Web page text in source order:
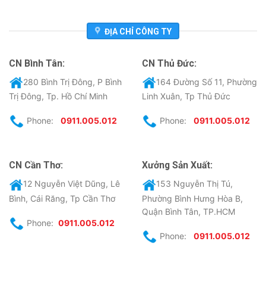
ĐỊA CHỈ CÔNG TY
CN Bình Tân:
280 Bình Trị Đông, P Bình
Trị Đông, Tp. Hồ Chí Minh
Phone: 0911.005.012
CN Thủ Đức:
164 Đường Số 11, Phường
Linh Xuân, Tp Thủ Đức
Phone: 0911.005.012
CN Cần Thơ:
12 Nguyễn Việt Dũng, Lê
Bình, Cái Răng, Tp Cần Thơ
Phone: 0911.005.012
Xưởng Sản Xuất:
153 Nguyễn Thị Tú,
Phường Bình Hưng Hòa B,
Quận Bình Tân, TP.HCM
Phone: 0911.005.012